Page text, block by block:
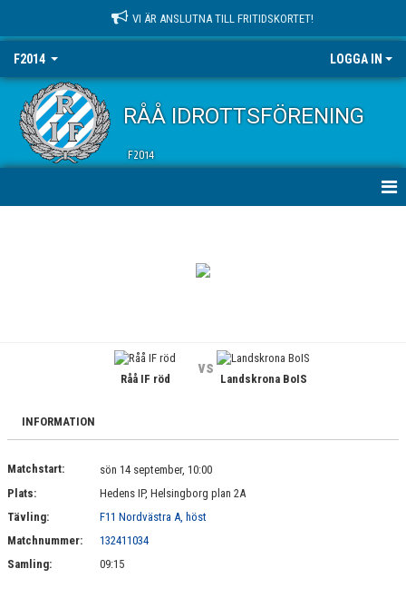
VI ÄR ANSLUTNA TILL FRITIDSKORTET!
F2014 LOGGA IN
RÅÅ IDROTTSFÖRENING
F2014
BILDGALLERI
KONTAKT
Råå IF röd
vs
Landskrona BoIS
INFORMATION
Matchstart:
sön 14 september, 10:00
Plats:
Hedens IP, Helsingborg plan 2A
Tävling:
F11 Nordvästra A, höst
Matchnummer:
132411034
Samling:
09:15